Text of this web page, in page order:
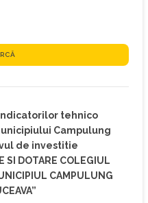
tehnico
Campulung
de investitie
SI DOTARE COLEGIUL
CAMPULUNG